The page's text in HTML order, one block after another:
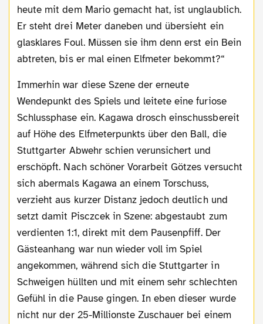
heute mit dem Mario gemacht hat, ist unglaublich.
Er steht drei Meter daneben und übersieht ein
glasklares Foul. Müssen sie ihm denn erst ein Bein
abtreten, bis er mal einen Elfmeter bekommt?“
Immerhin war diese Szene der erneute
Wendepunkt des Spiels und leitete eine furiose
Schlussphase ein. Kagawa drosch einschussbereit
auf Höhe des Elfmeterpunkts über den Ball, die
Stuttgarter Abwehr schien verunsichert und
erschöpft. Nach schöner Vorarbeit Götzes versucht
sich abermals Kagawa an einem Torschuss,
verzieht aus kurzer Distanz jedoch deutlich und
setzt damit Pisczcek in Szene: abgestaubt zum
verdienten 1:1, direkt mit dem Pausenpfiff. Der
Gästeanhang war nun wieder voll im Spiel
angekommen, während sich die Stuttgarter in
Schweigen hüllten und mit einem sehr schlechten
Gefühl in die Pause gingen. In eben dieser wurde
nicht nur der 25-Millionste Zuschauer bei einem